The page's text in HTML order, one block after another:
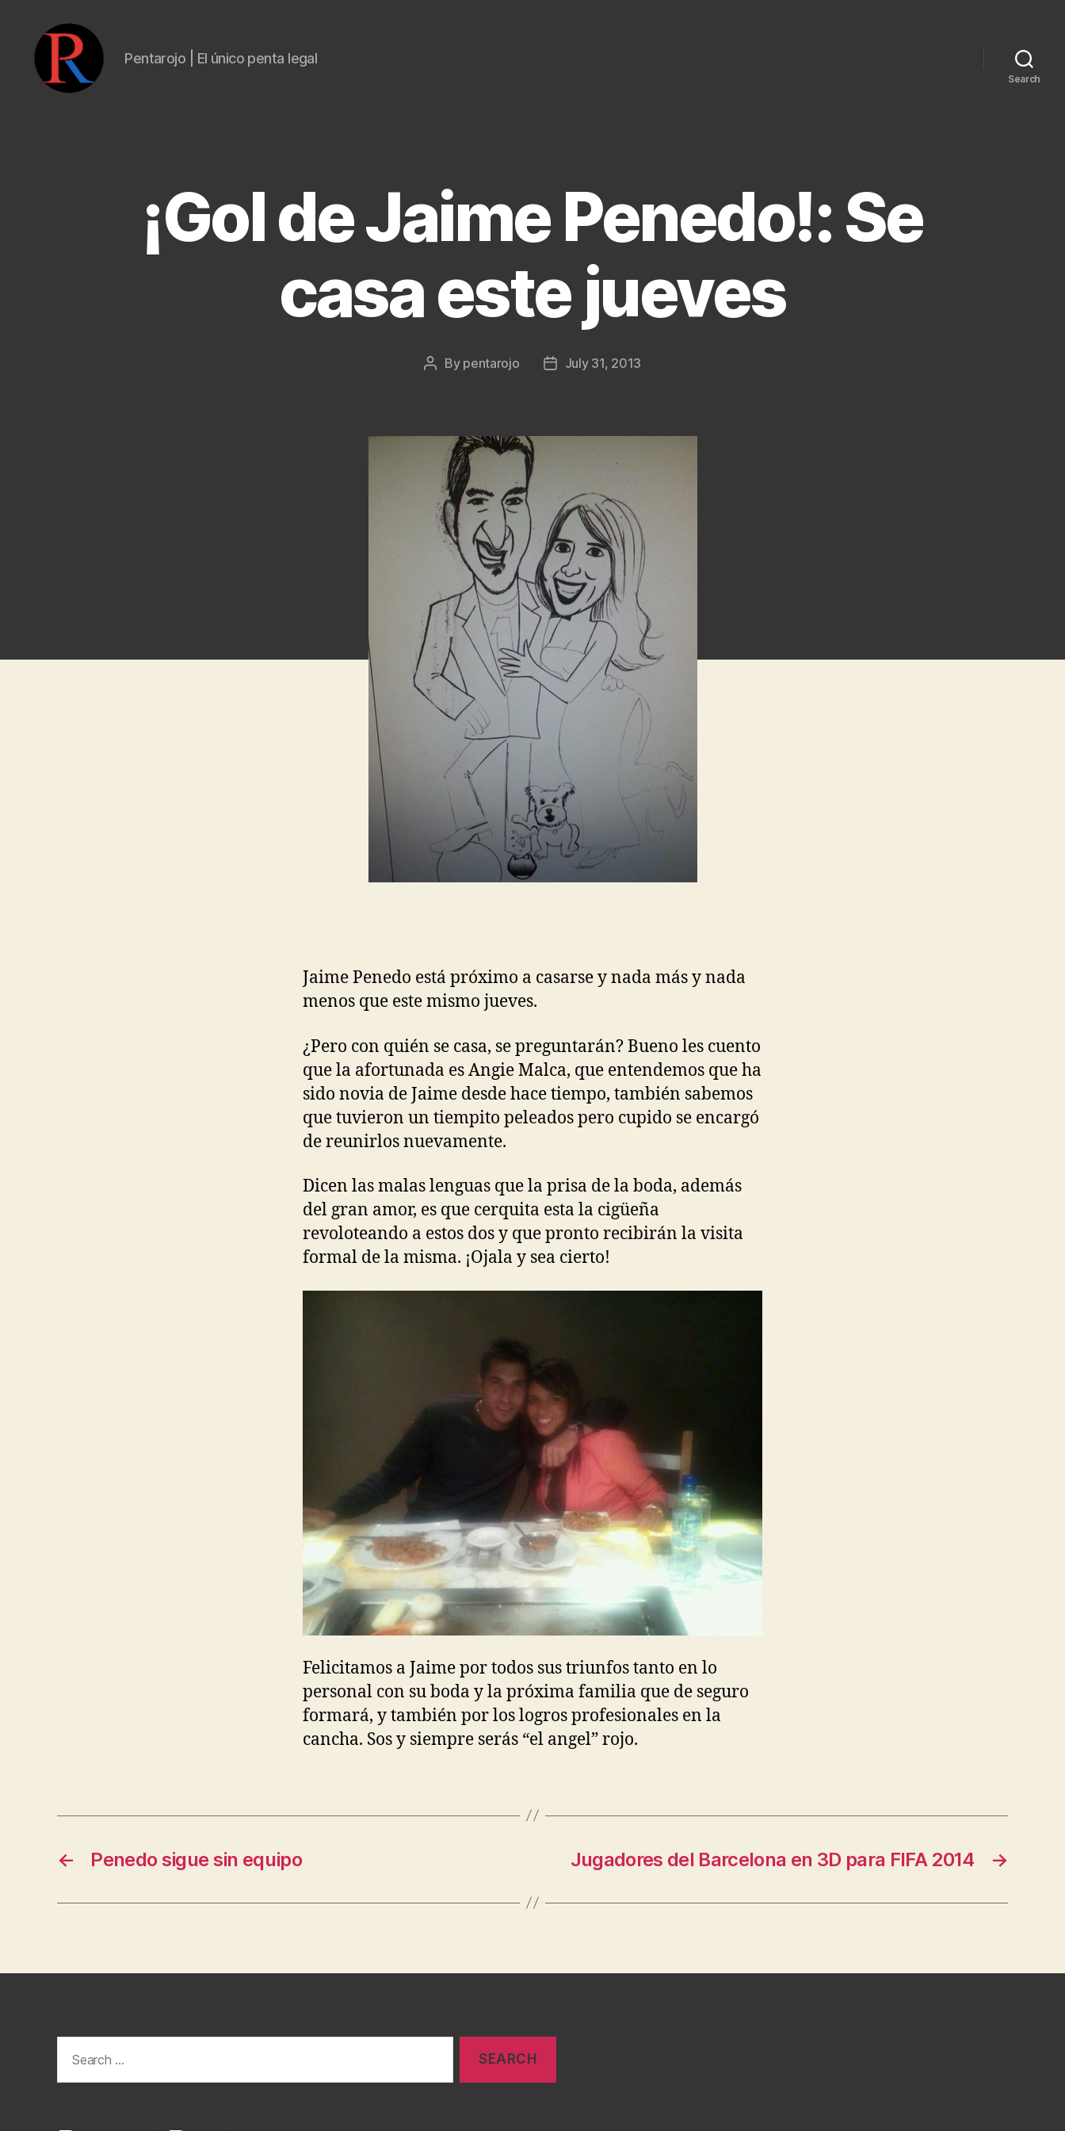
Pentarojo | El único penta legal
Search
¡Gol de Jaime Penedo!: Se
casa este jueves
Post
By pentarojo
PostJuly 31, 2013
Jaime Penedo está próximo a casarse y nada más y nada
menos que este mismo jueves.
¿Pero con quién se casa, se preguntarán? Bueno les cuento
que la afortunada es Angie Malca, que entendemos que ha
sido novia de Jaime desde hace tiempo, también sabemos
que tuvieron un tiempito peleados pero cupido se encargó
de reunirlos nuevamente.
Dicen las malas lenguas que la prisa de la boda, además
del gran amor, es que cerquita esta la cigüeña
revoloteando a estos dos y que pronto recibirán la visita
formal de la misma. ¡Ojala y sea cierto!
Felicitamos a Jaime por todos sus triunfos tanto en lo
personal con su boda y la próxima familia que de seguro
formará, y también por los logros profesionales en la
cancha. Sos y siempre serás “el angel” rojo.
← Penedo sigue sin equipo →
Jugadores del Barcelona en 3D para FIFA 2014
for: